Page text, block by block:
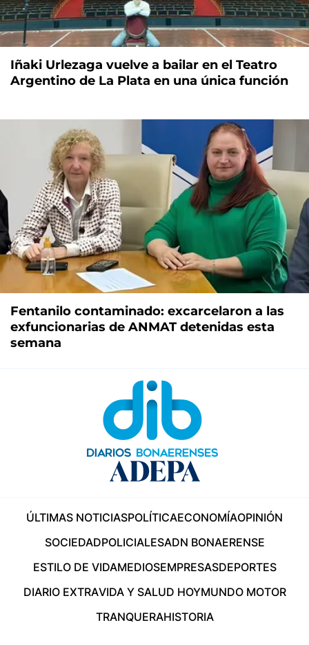
Iñaki Urlezaga vuelve a bailar en el Teatro
Argentino de La Plata en una única función
Fentanilo contaminado: excarcelaron a las
exfuncionarias de ANMAT detenidas esta
semana
ÚLTIMAS NOTICIASPOLÍTICAECONOMÍAOPINIÓN
SOCIEDADPOLICIALESADN BONAERENSE
ESTILO DE VIDAMEDIOSEMPRESASDEPORTES
DIARIO EXTRAVIDA Y SALUD HOYMUNDO MOTOR
TRANQUERAHISTORIA